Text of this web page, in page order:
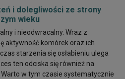
i dolegliwości ze strony
wieku
i nieodwracalny. Wraz z
aktywność komórek oraz ich
starzenia się osłabieniu ulega
ten odciska się również na
w tym czasie systematycznie